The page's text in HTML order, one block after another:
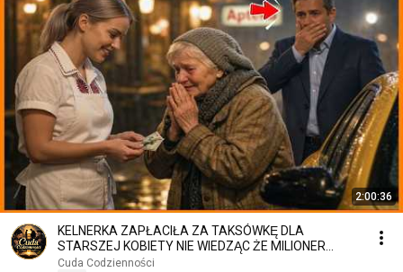
2:00:36
KELNERKA ZAPŁACIŁA ZA TAKSÓWKĘ DLA
STARSZEJ KOBIETY NIE WIEDZĄC ŻE MILIONER
PATRZY
Cuda Codzienności